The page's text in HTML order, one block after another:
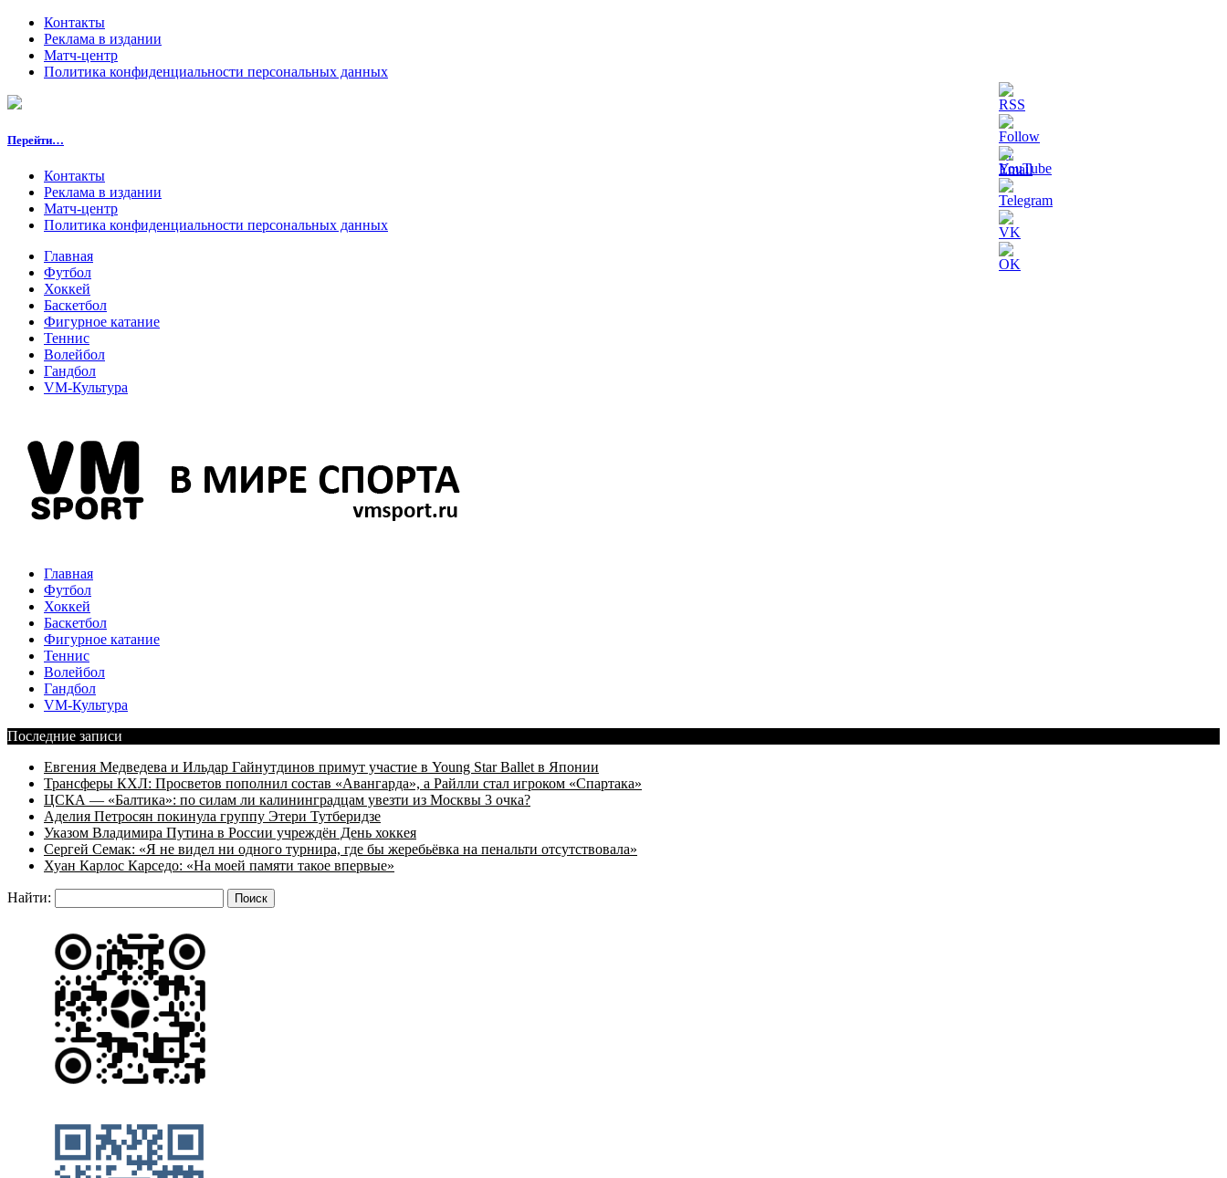
Контакты
Реклама в издании
Матч-центр
Политика конфиденциальности персональных данных
Перейти…
Контакты
Реклама в издании
Матч-центр
Политика конфиденциальности персональных данных
Главная
Футбол
Хоккей
Баскетбол
Фигурное катание
Теннис
Волейбол
Гандбол
VM-Культура
Главная
Футбол
Хоккей
Баскетбол
Фигурное катание
Теннис
Волейбол
Гандбол
VM-Культура
Последние записи
Евгения Медведева и Ильдар Гайнутдинов примут участие в Young Star Ballet в Японии
Трансферы КХЛ: Просветов пополнил состав «Авангарда», а Райлли стал игроком «Спартака»
ЦСКА — «Балтика»: по силам ли калининградцам увезти из Москвы 3 очка?
Аделия Петросян покинула группу Этери Тутберидзе
Указом Владимира Путина в России учреждён День хоккея
Сергей Семак: «Я не видел ни одного турнира, где бы жеребьёвка на пенальти отсутствовала»
Хуан Карлос Карседо: «На моей памяти такое впервые»
Найти: